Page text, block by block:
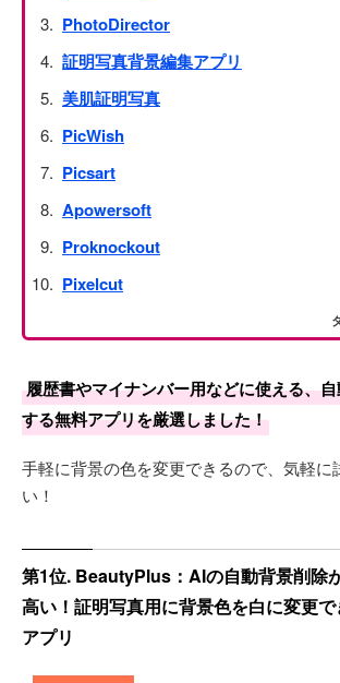
PhotoDirector
証明写真背景編集アプリ
美肌証明写真
PicWish
Picsart
Apowersoft
Proknockout
Pixelcut
履歴書やマイナンバー用などに使える、
する無料アプリを厳選しました！
手軽に背景の色を変更できるので、気軽に
い！
第1位. BeautyPlus：AIの自動背景削除
高い！証明写真用に背景色を白に変更
アプリ